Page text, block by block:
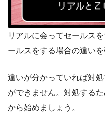
リアルに会ってセールス
ールスをする場合の違いを
違いが分かっていれば対
ができません。対処する
から始めましょう。